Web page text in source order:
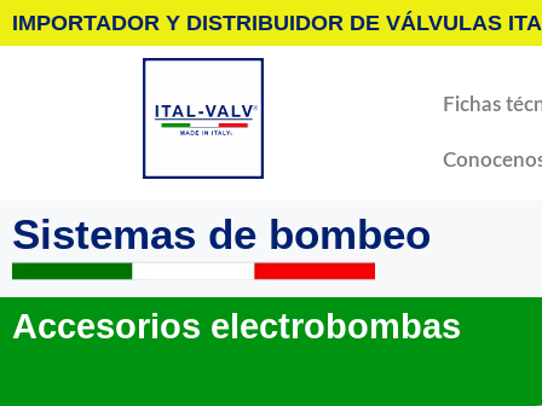
IMPORTADOR Y DISTRIBUIDOR DE VÁLVULAS
Fichas
Sistemas de bombeo
Accesorios electrobombas